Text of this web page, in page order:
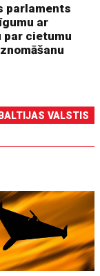
parlaments
ar
par cietumu
VALSTIS